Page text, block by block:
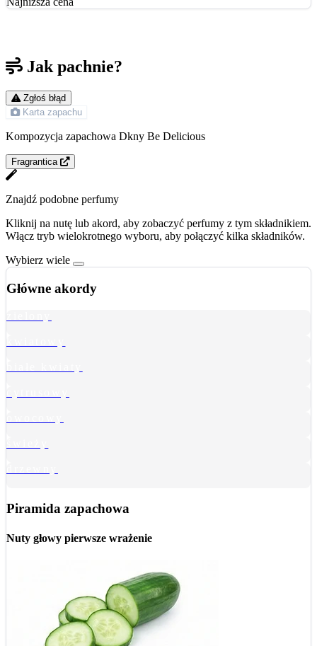
Jak pachnie?
Zgłoś błąd
Karta zapachu
Kompozycja zapachowa Dkny Be Delicious
Fragrantica
Znajdź podobne perfumy
Kliknij na nutę lub akord, aby zobaczyć perfumy z tym składnikiem.
Włącz tryb wielokrotnego wyboru, aby połączyć kilka składników.
Wybierz wiele
Główne akordy
Piramida zapachowa
Nuty głowy pierwsze wrażenie